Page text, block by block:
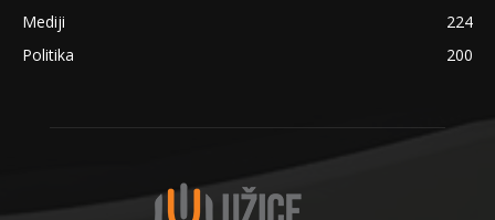
Mediji
224
Politika
200